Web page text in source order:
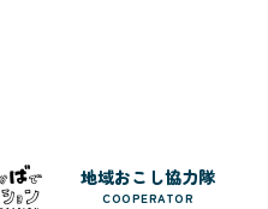
地域おこし協力隊
COOPERATOR